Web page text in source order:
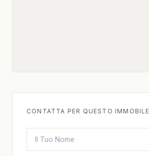
CONTATTA PER QUESTO IMMOBILE